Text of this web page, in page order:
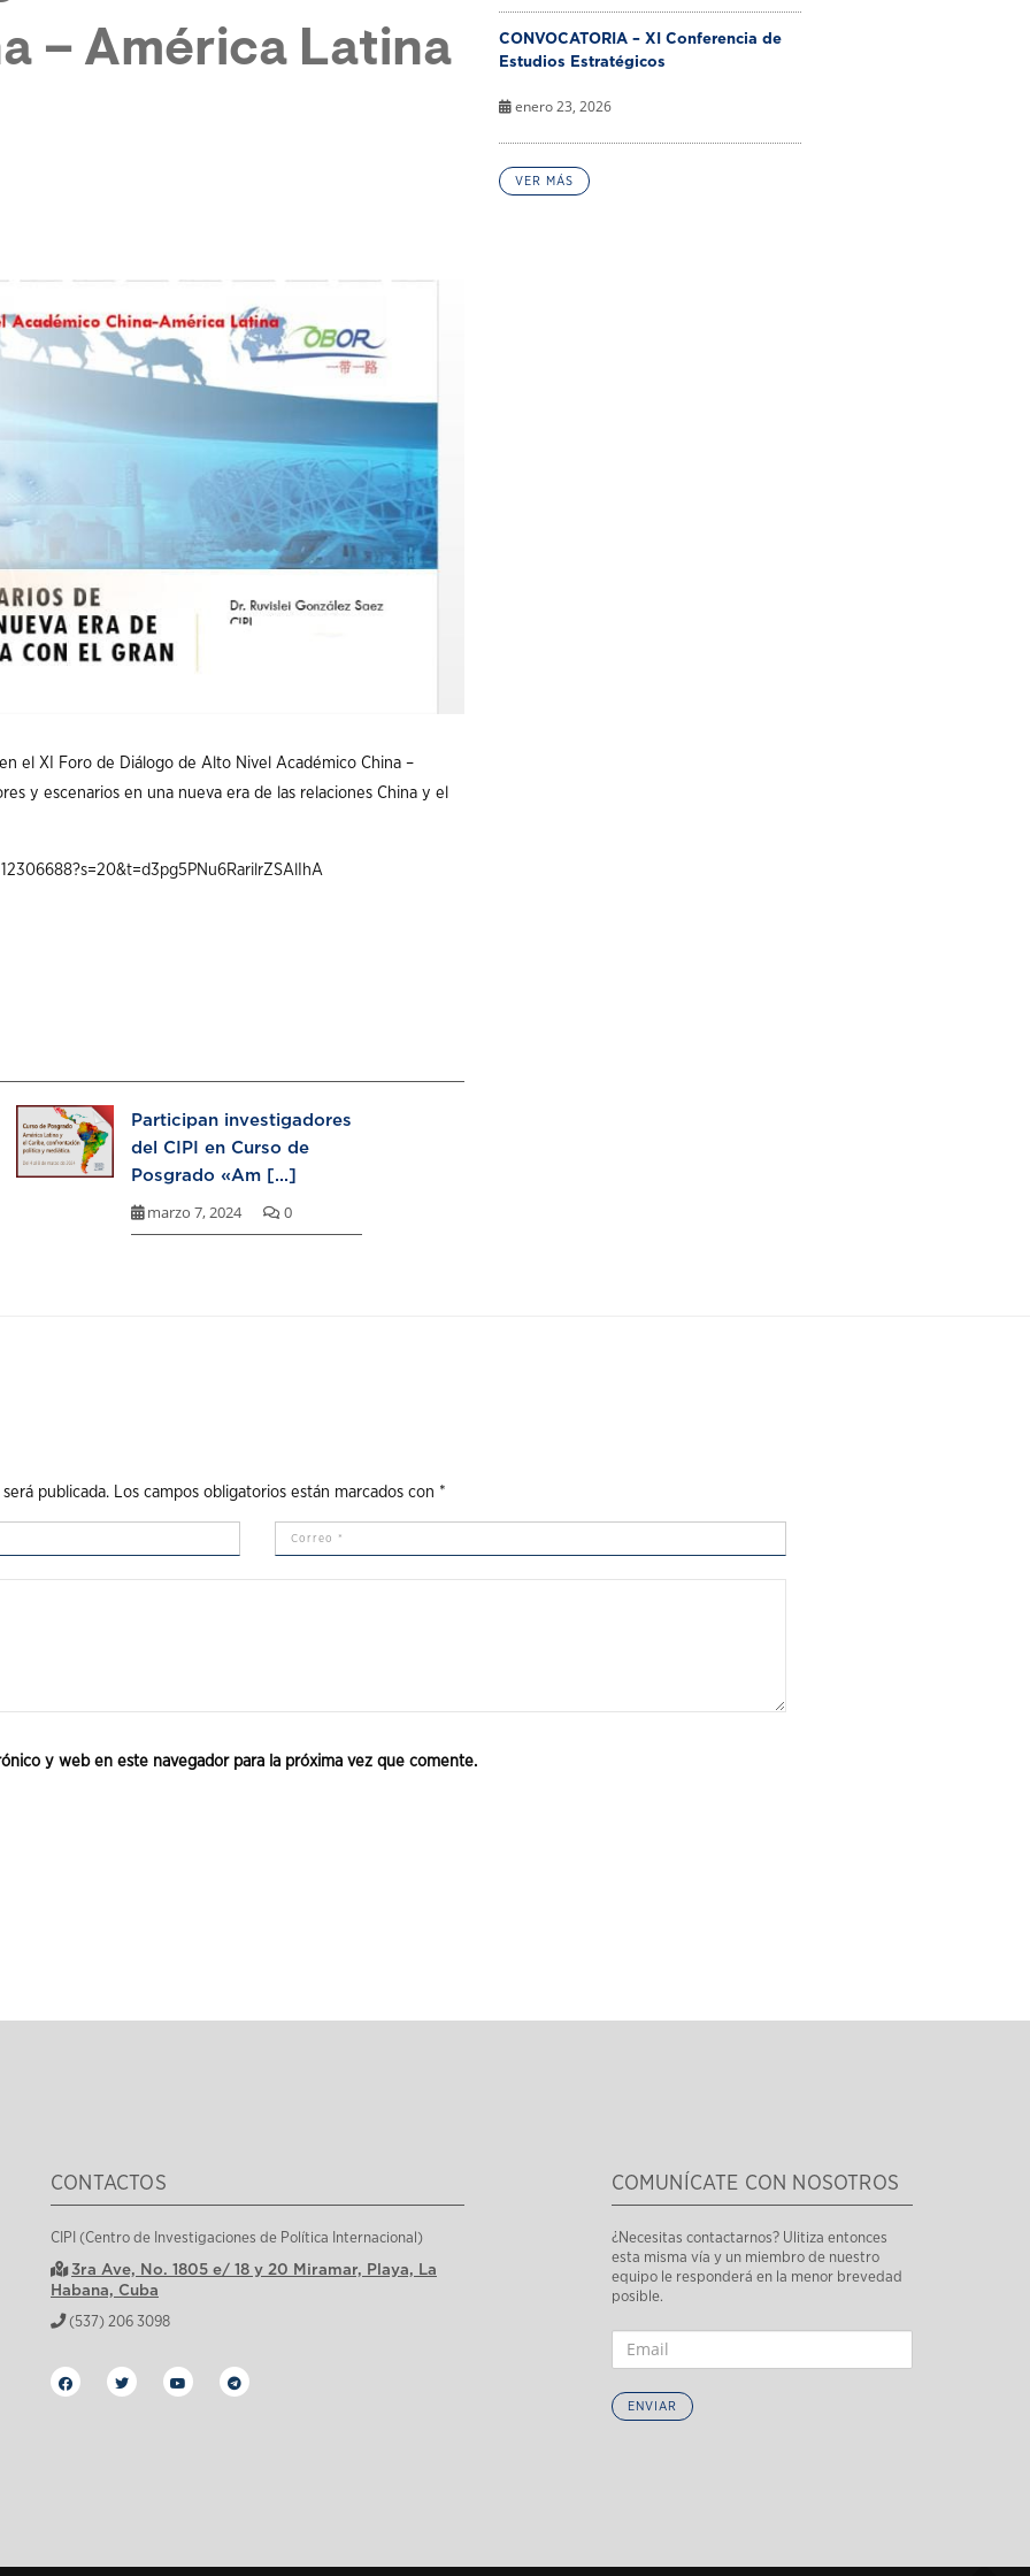
– América Latina
el XI Foro de Diálogo de Alto Nivel Académico China –
y escenarios en una nueva era de las relaciones China y el
Participan investigadores
del CIPI en Curso de
Posgrado «Am [...]
marzo 7, 2024 0
CONVOCATORIA – XI Conferencia de
Estudios Estratégicos
enero 23, 2026
VER MÁS
publicada. Los campos obligatorios están marcados con *
y web en este navegador para la próxima vez que comente.
CONTACTOS
CIPI (Centro de Investigaciones de Política Internacional)
3ra Ave, No. 1805 e/ 18 y 20 Miramar, Playa, La
Habana, Cuba
(537) 206 3098
COMUNÍCATE CON NOSOTROS
¿Necesitas contactarnos? Ulitiza entonces
esta misma vía y un miembro de nuestro
equipo le responderá en la menor brevedad
posible.
ENVIAR